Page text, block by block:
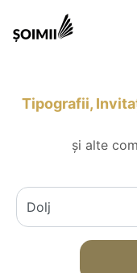
Tipografii,
și alte